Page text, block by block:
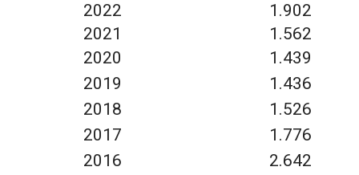
2022
1.902
2021
1.562
2020
1.439
2019
1.436
2018
1.526
2017
1.776
2016
2.642